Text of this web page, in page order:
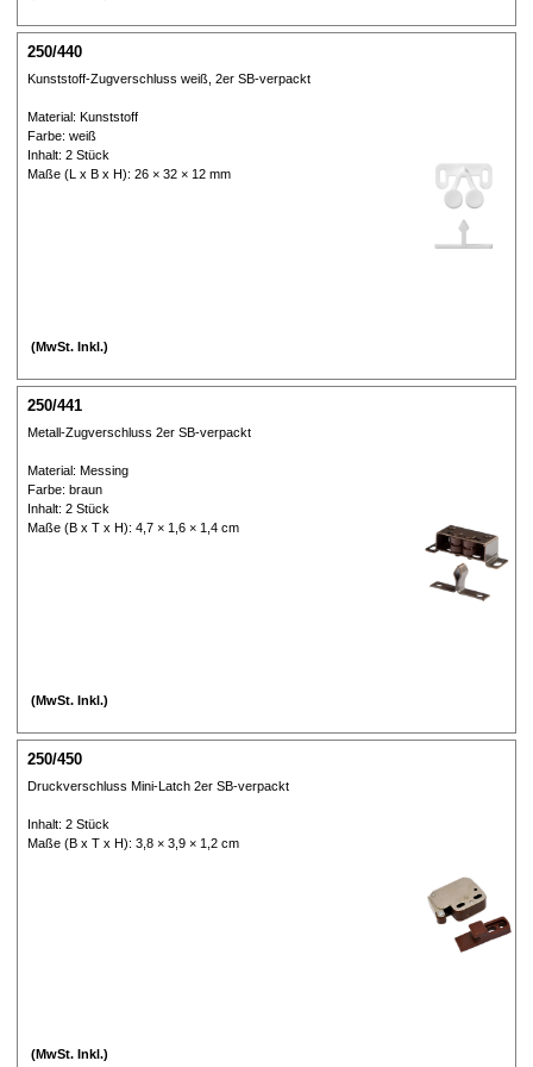
250/440
Kunststoff-Zugverschluss weiß, 2er SB-verpackt
Material: Kunststoff
Farbe: weiß
Inhalt: 2 Stück
Maße (L x B x H): 26 × 32 × 12 mm
(MwSt. Inkl.)
250/441
Metall-Zugverschluss 2er SB-verpackt
Material: Messing
Farbe: braun
Inhalt: 2 Stück
Maße (B x T x H): 4,7 × 1,6 × 1,4 cm
(MwSt. Inkl.)
250/450
Druckverschluss Mini-Latch 2er SB-verpackt
Inhalt: 2 Stück
Maße (B x T x H): 3,8 × 3,9 × 1,2 cm
(MwSt. Inkl.)